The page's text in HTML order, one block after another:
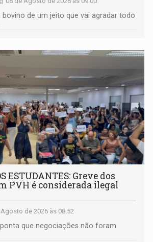
bovino de um jeito que vai agradar todo
ESTUDANTES: Greve dos
PVH é considerada ilegal
de 2026 às 08:52
que negociações não foram